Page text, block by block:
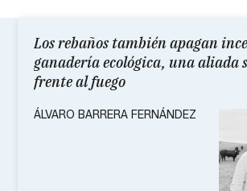
Los rebaños también apagan
ganadería ecológica, una aliada
frente al fuego
ÁLVARO BARRERA FERNÁNDEZ